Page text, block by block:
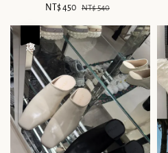
Sale
NT$ 450 Regular
NT$ 540